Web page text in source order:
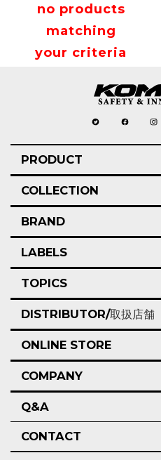
no products
matching
your criteria
PRODUCT
COLLECTION
BRAND
LABELS
TOPICS
DISTRIBUTOR/取扱店舗
ONLINE STORE
COMPANY
Q&A
CONTACT